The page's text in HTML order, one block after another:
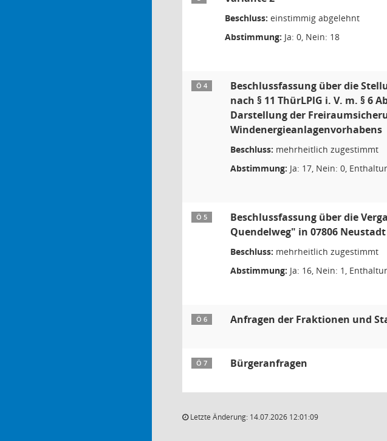
Beschluss: einstimmig abgelehnt
Abstimmung: Ja: 0, Nein: 18
Ö 4
Beschlussfassung über die
nach § 11 ThürLPlG i. V. m. § 6
Darstellung der
Windenergieanlagenvorhabens
Beschluss: mehrheitlich zugestimmt
Abstimmung: Ja: 17, Nein: 0,
Ö 5
Beschlussfassung über die
Quendelweg" in 07806
Beschluss: mehrheitlich zugestimmt
Abstimmung: Ja: 16, Nein: 1,
Ö 6 Anfragen der Fraktionen und
Ö 7 Bürgeranfragen
Letzte Änderung: 14.07.2026 12:01:09